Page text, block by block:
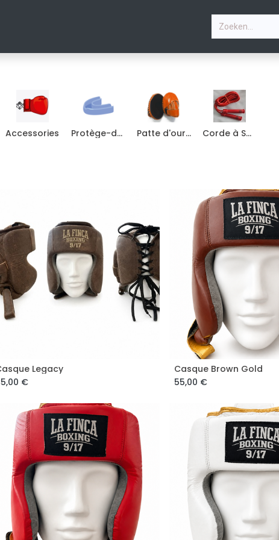
CONTACTEER ONS
Accessories Protège-dents Patte d'ours boxe Corde à Sauter
Legacy
€
Add to Cart
Casque Brown Gold
55,00 €